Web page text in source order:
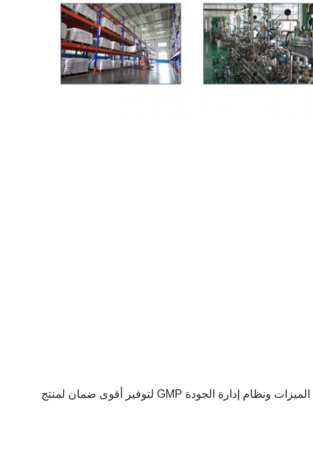
تتبع جميع عمليات مراقبة جودة شراء المواد الخام وإنتاجها بدقة نظام إدارة ISO9001: 2008.إلى جانب ذلك ، فإن معدات الكشف كاملة الميزات ونظام إدارة الجودة GMP لتوفير أقوى ضمان لمنتج